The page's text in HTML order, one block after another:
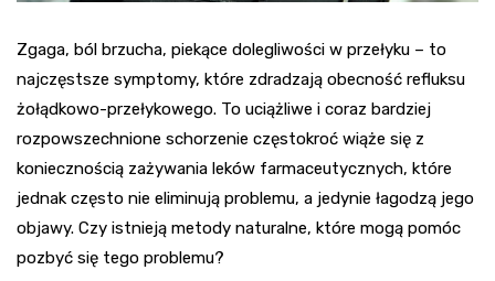
Zgaga, ból brzucha, piekące dolegliwości w przełyku – to
najczęstsze symptomy, które zdradzają obecność refluksu
żołądkowo-przełykowego. To uciążliwe i coraz bardziej
rozpowszechnione schorzenie częstokroć wiąże się z
koniecznością zażywania leków farmaceutycznych, które
jednak często nie eliminują problemu, a jedynie łagodzą jego
objawy. Czy istnieją metody naturalne, które mogą pomóc
pozbyć się tego problemu?